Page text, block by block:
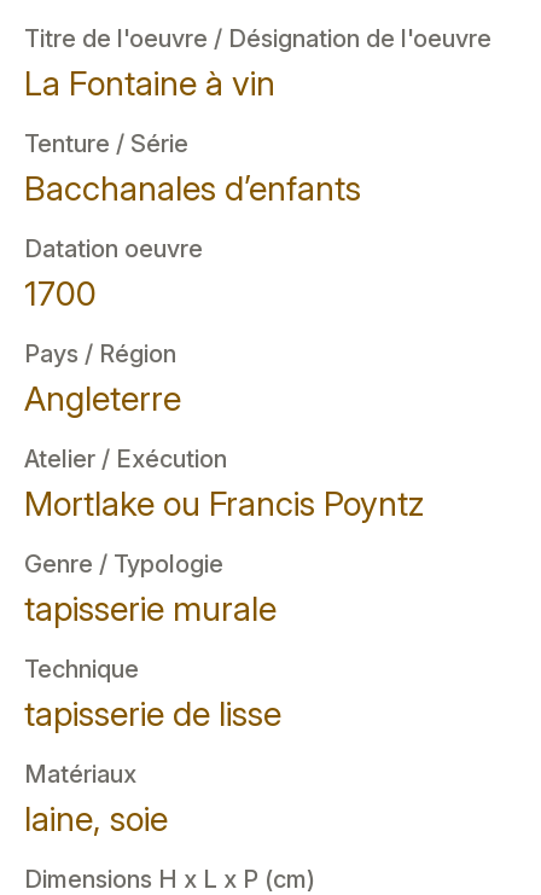
Titre de l'oeuvre / Désignation de l'oeuvre
La Fontaine à vin
Tenture / Série
Bacchanales d’enfants
Datation oeuvre
1700
Pays / Région
Angleterre
Atelier / Exécution
Mortlake ou Francis Poyntz
Genre / Typologie
tapisserie murale
Technique
tapisserie de lisse
Matériaux
laine, soie
Dimensions H x L x P (cm)